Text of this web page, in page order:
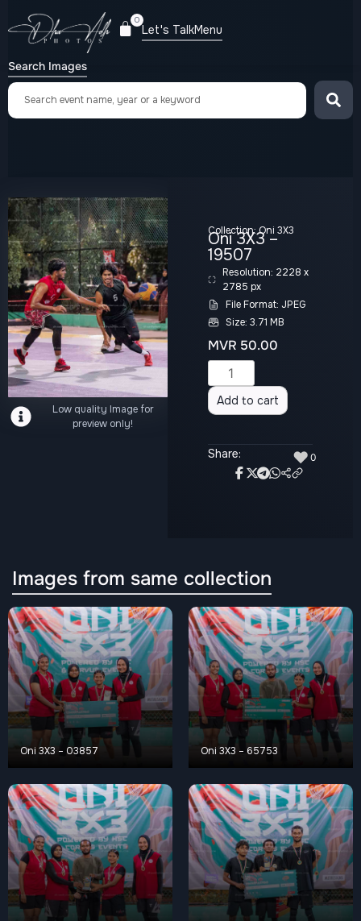
0
Let's TalkMenu
Search Images
Low quality Image for
preview only!
Collection:Oni 3X3
Oni 3X3 –
19507
Resolution: 2228 x
2785 px
File Format: JPEG
Size: 3.71 MB
MVR 50.00
Add to cart
Share: ♥ 0
Images from same collection
Oni 3X3 – 03857 Oni 3X3 – 65753